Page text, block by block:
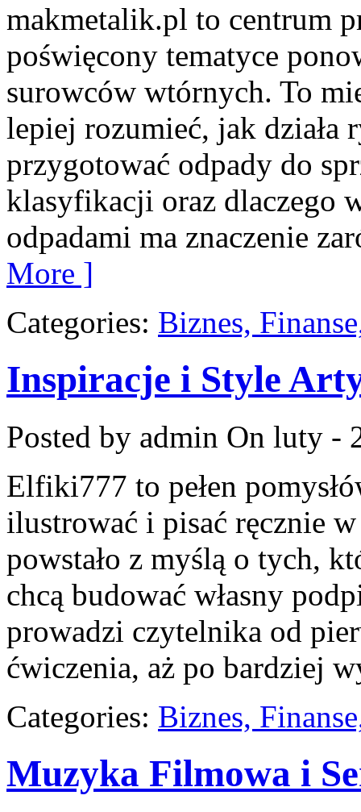
makmetalik.pl to centrum
poświęcony tematyce
surowców wtórnych. To
lepiej rozumieć, jak działa
przygotować odpady do
klasyfikacji oraz dlaczego
odpadami ma znaczenie
More ]
Categories: Biznes,
Inspiracje i Style
Posted by admin On luty -
Elfiki777 to pełen
ilustrować i pisać ręcznie
powstało z myślą o tych,
chcą budować własny
prowadzi czytelnika od
ćwiczenia, aż po bardziej
Categories: Biznes,
Muzyka Filmowa i